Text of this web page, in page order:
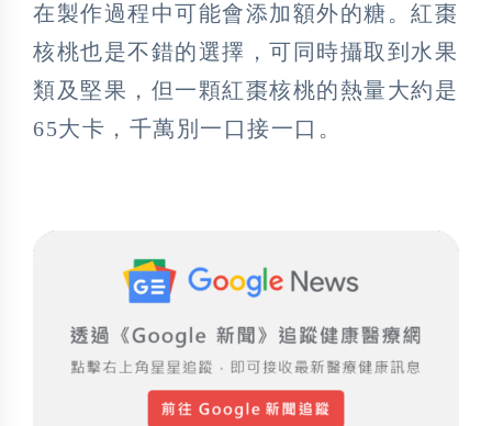
在製作過程中可能會添加額外的糖。紅棗
核桃也是不錯的選擇，可同時攝取到水果
類及堅果，但一顆紅棗核桃的熱量大約是
65大卡，千萬別一口接一口。